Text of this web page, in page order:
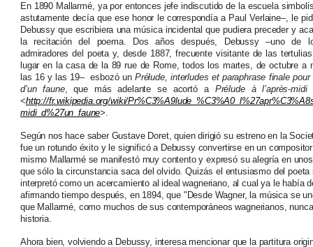
En 1890 Mallarmé, ya por entonces jefe indiscutido de la escuela
astutamente decía que ese honor le correspondía a Paul Verlaine–, le
Debussy que escribiera una música incidental que pudiera preceder y
la recitación del poema. Dos años después, Debussy –uno de
admiradores del poeta y, desde 1887, frecuente visitante de las
lugar en la casa de la 89 rue de Rome, todos los martes, de octubre a
las 16 y las 19– esbozó un Prélude, interludes et paraphrase finale pour
d’un faune, que más adelante se acortó a Prélude à l’après-midi
<http://fr.wikipedia.org/wiki/
midi_d%27un_faune>.
Según nos hace saber Gustave Doret, quien dirigió su estreno en la
fue un rotundo éxito y le significó a Debussy convertirse en un
mismo Mallarmé se manifestó muy contento y expresó su alegría en
que sólo la circunstancia saca del olvido. Quizás el entusiasmo del
interpretó como un acercamiento al ideal wagneriano, al cual ya le había
afirmando tiempo después, en 1894, que "Desde Wagner, la música se
que Mallarmé, como muchos de sus contemporáneos wagnerianos,
historia.
Ahora bien, volviendo a Debussy, interesa mencionar que la partitura